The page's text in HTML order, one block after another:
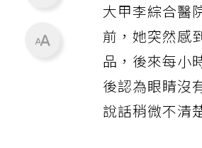
大甲李綜合醫
前，她突然感
品，後來每小
後認為眼睛沒
說話稍微不清